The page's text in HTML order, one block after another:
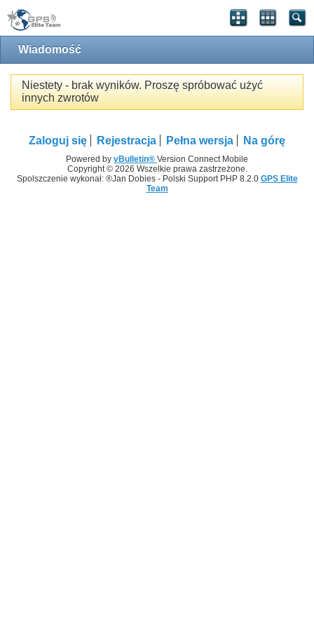
Wiadomość
Niestety - brak wyników. Proszę spróbować użyć
innych zwrotów
Zaloguj się Rejestracja Pełna wersja Na górę
Powered by vBulletin® Version Connect Mobile
Copyright © 2026 Wszelkie prawa zastrzeżone.
Spolszczenie wykonał: ®Jan Dobies - Polski Support PHP 8.2.0 GPS Elite
Team